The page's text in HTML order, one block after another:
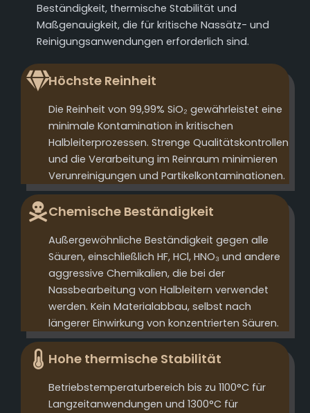
Beständigkeit, thermische Stabilität und
Maßgenauigkeit, die für kritische Nassätz- und
Reinigungsanwendungen erforderlich sind.
Höchste Reinheit
Die Reinheit von 99,99% SiO₂ gewährleistet eine
minimale Kontamination in kritischen
Halbleiterprozessen. Strenge Qualitätskontrollen
und die Verarbeitung im Reinraum minimieren
Verunreinigungen und Partikelkontaminationen.
Chemische Beständigkeit
Außergewöhnliche Beständigkeit gegen alle
Säuren, einschließlich HF, HCl, HNO₃ und andere
aggressive Chemikalien, die bei der
Nassbearbeitung von Halbleitern verwendet
werden. Kein Materialabbau, selbst nach
längerer Einwirkung von konzentrierten Säuren.
Hohe thermische Stabilität
Betriebstemperaturbereich bis zu 1100°C für
Langzeitanwendungen und 1300°C für